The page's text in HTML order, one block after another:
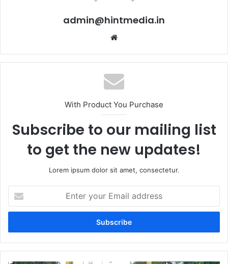
admin@hintmedia.in
With Product You Purchase
Subscribe to our mailing list
to get the new updates!
Lorem ipsum dolor sit amet, consectetur.
your
Email